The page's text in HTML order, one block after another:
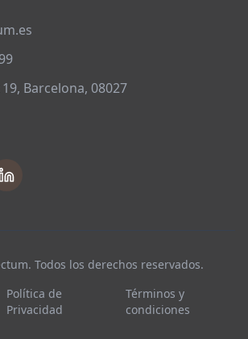
Barcelona, 08027
Todos los derechos reservados.
Política de
Privacidad
Términos y
condiciones